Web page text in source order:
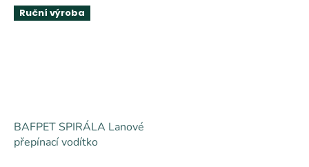
Ruční výroba
BAFPET SPIRÁLA Lanové
přepínací vodítko